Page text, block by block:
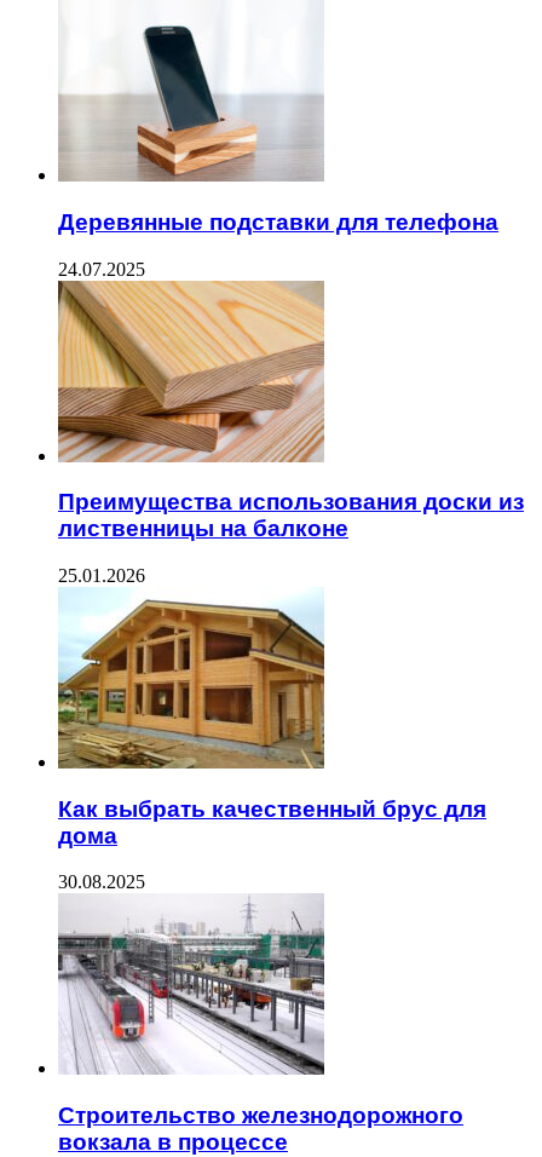
Деревянные подставки для телефона
24.07.2025
Преимущества использования доски из
лиственницы на балконе
25.01.2026
Как выбрать качественный брус для
дома
30.08.2025
Строительство железнодорожного
вокзала в процессе